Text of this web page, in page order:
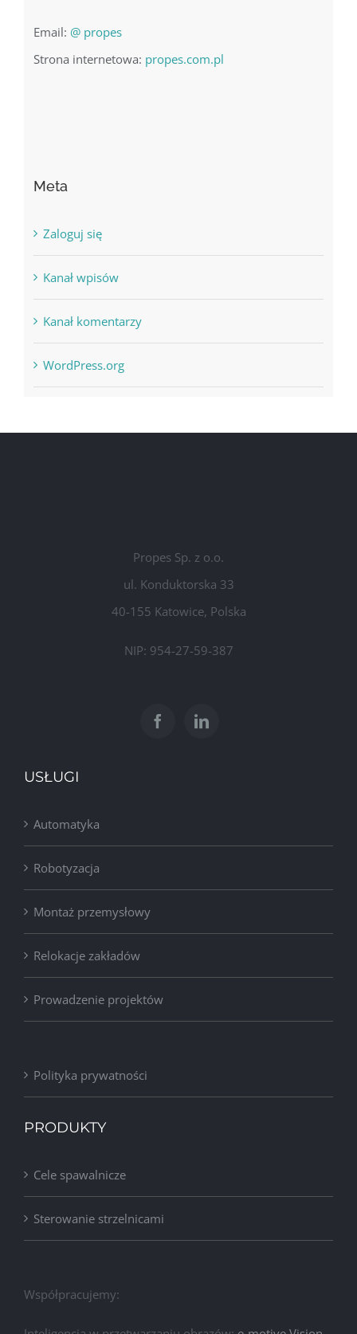
Email: @ propes
Strona internetowa: propes.com.pl
Meta
Zaloguj się
Kanał wpisów
Kanał komentarzy
WordPress.org
Propes Sp. z o.o.
ul. Konduktorska 33
40-155 Katowice, Polska
NIP: 954-27-59-387
USŁUGI
Automatyka
Robotyzacja
Montaż przemysłowy
Relokacje zakładów
Prowadzenie projektów
Polityka prywatności
PRODUKTY
Cele spawalnicze
Sterowanie strzelnicami
Współpracujemy: